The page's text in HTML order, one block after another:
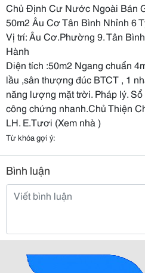
Chủ Định Cư Nước Ngoài Bán
50m2 Âu Cơ Tân Bình Nhỉnh 6
Vị trí: Âu Cơ.Phường 9. Tân
Hành
Diện tích :50m2 Ngang chuẩn
lầu ,sân thượng đúc BTCT , 1
năng lượng mặt trời. Pháp lý.
công chứng nhanh.Chủ Thiện
LH. E.Tươi (Xem nhà )
Từ khóa gợi ý:
Bình luận